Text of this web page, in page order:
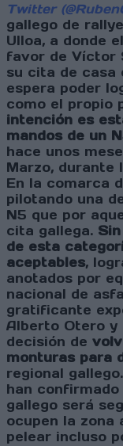
Twitter
gallego de
Ulloa, a donde
favor de Víctor
su cita de casa
espera poder
como el propio
intención es
mandos de un
hace unos
Marzo, durante
En la comarca
pilotando una
N5 que por
cita gallega.
de esta
aceptables,
anotados por
nacional de
gratificante
Alberto Otero y
decisión de
monturas para
regional
han
gallego será
ocupen la zona
pelear incluso